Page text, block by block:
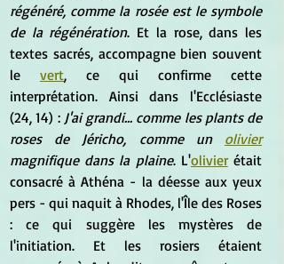
régénéré, comme la rosée est le symbole
de la régénération. Et la rose, dans les
textes sacrés, accompagne bien souvent
le vert, ce qui confirme cette
interprétation. Ainsi dans l'Ecclésiaste
(24, 14) : J'ai grandi... comme les plants de
roses de Jéricho, comme un olivier
magnifique dans la plaine. L'olivier était
consacré à Athéna - la déesse aux yeux
pers - qui naquit à Rhodes, l'Île des Roses
: ce qui suggère les mystères de
l'initiation. Et les rosiers étaient